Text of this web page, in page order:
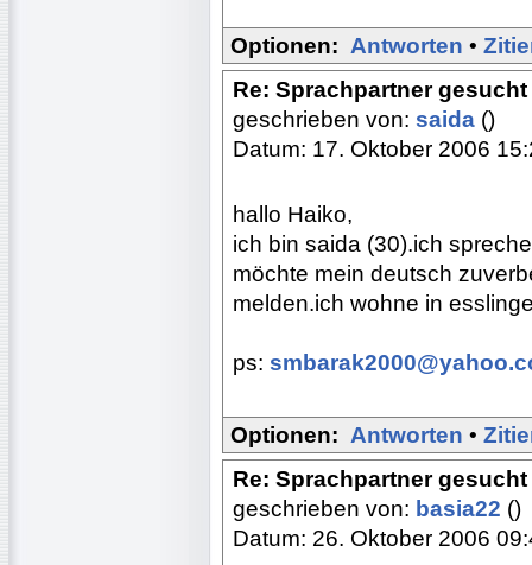
Optionen: Antworten •
Re: Sprachpartner
geschrieben von: saida ()
Datum: 17. Oktober 2006
hallo Haiko,
ich bin saida (30).ich
möchte mein deutsch
melden.ich wohne in
ps:
Optionen: Antworten •
Re: Sprachpartner
geschrieben von: basia22 ()
Datum: 26. Oktober 2006